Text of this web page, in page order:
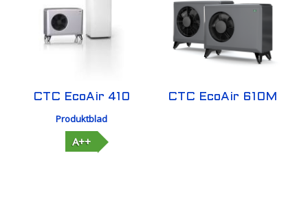
CTC EcoAir 410
Produktblad
A++
CTC EcoAir 610M